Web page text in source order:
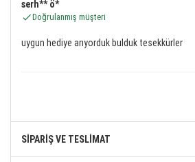
serh** ö*
Doğrulanmış müşteri
uygun hediye arıyorduk bulduk tesekkürler
SİPARİŞ VE TESLİMAT